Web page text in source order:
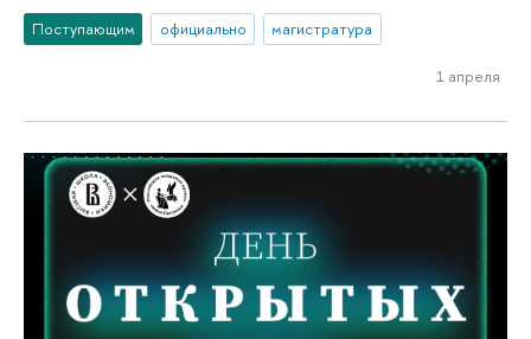
Поступающим официально магистратура
1 апреля